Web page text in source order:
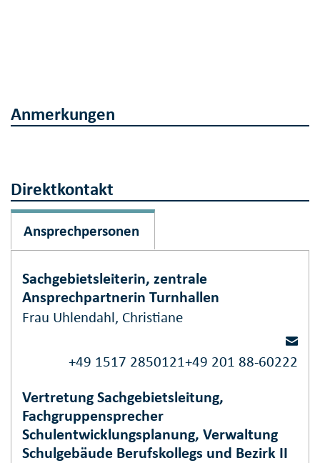
Anmerkungen
Direktkontakt
Ansprechpersonen
Sachgebietsleiterin, zentrale
Ansprechpartnerin Turnhallen
Frau Uhlendahl, Christiane
+49 201 88-60222
+49 1517 2850121
Vertretung Sachgebietsleitung,
Fachgruppensprecher
Schulentwicklungsplanung, Verwaltung
Schulgebäude Berufskollegs und Bezirk II